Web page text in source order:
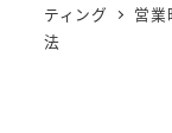
ティング
営業
法